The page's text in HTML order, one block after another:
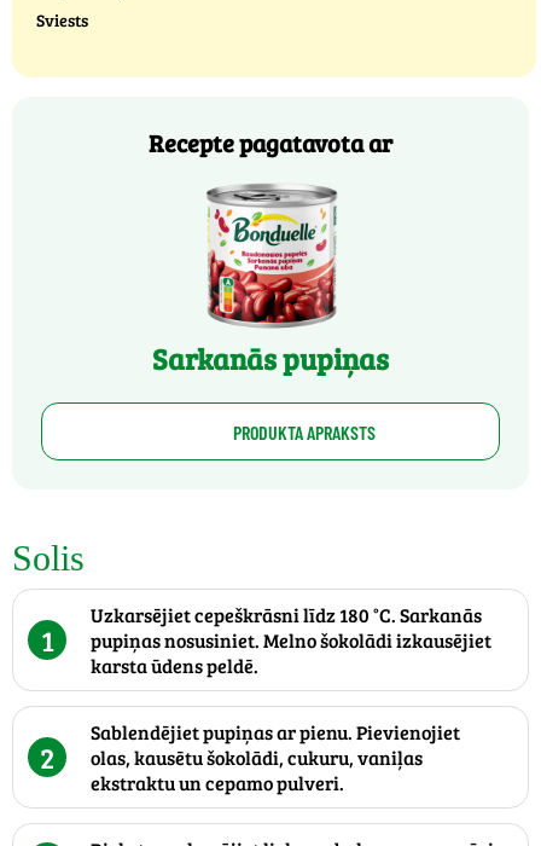
Sviests
Recepte pagatavota ar
Sarkanās pupiņas
PRODUKTA APRAKSTS
Solis
1
Uzkarsējiet cepeškrāsni līdz 180 °C. Sarkanās
pupiņas nosusiniet. Melno šokolādi izkausējiet
karsta ūdens peldē.
2
Sablendējiet pupiņas ar pienu. Pievienojiet
olas, kausētu šokolādi, cukuru, vaniļas
ekstraktu un cepamo pulveri.